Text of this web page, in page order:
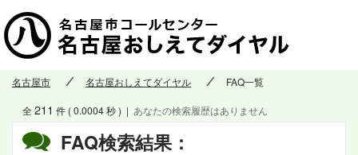
名古屋市 名古屋おしえてダイヤル FAQ一覧
FAQ検索結果：
全211 件 ( 0.0004 秒 ) | あなたの検索履歴はありません